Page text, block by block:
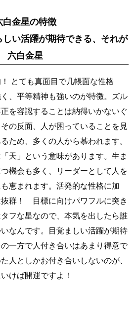
白金星の特徴
い活躍が期待できる、それが
六白金星
とても真面目で几帳面な性格
、平等精神も強いのが特徴。ズル
を容認することは納得いかないぐ
の反面、人が困っていることを見
ため、多くの人から慕われます。
天」という意味があります。生ま
機会も多く、リーダーとして人を
恵まれます。活発的な性格に加
抜群！ 目標に向けパワフルに突き
フな星なので、本気を出したら誰
なんです。目覚ましい活躍が期待
一方で人付き合いはあまり得意で
人としかお付き合いしないのが、
けば開運ですよ！